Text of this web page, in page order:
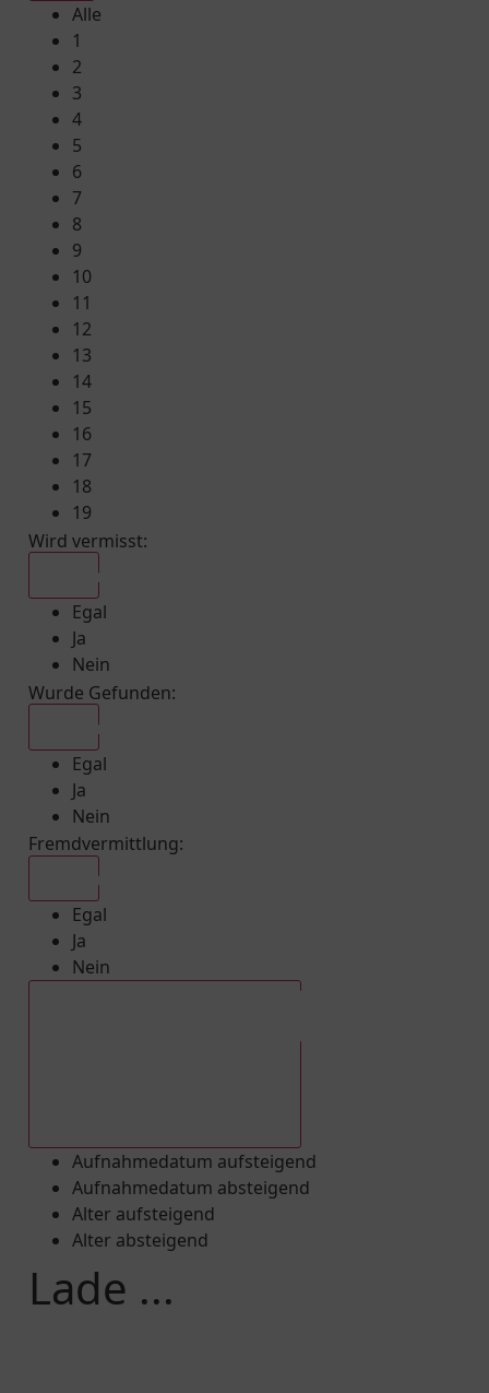
Alle
1
2
3
4
5
6
7
8
9
10
11
12
13
14
15
16
17
18
19
Wird vermisst:
Egal
Ja
Nein
Wurde Gefunden:
Egal
Ja
Nein
Fremdvermittlung:
Egal
Ja
Nein
Aufnahmedatum aufsteigend
Aufnahmedatum absteigend
Alter aufsteigend
Alter absteigend
Lade ...